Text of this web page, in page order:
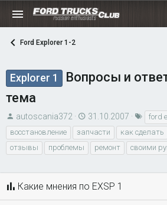
Ford Explorer 1-2
Explorer 1
Вопросы и
тема
А
в
т
о
т
autoscania372
Д
а
т
а
31.10.2007
Т
е
г
и
ford
восстановление
запчасти как сделать
отзывы
проблемы ремонт своими
Какие мнения по EXSP 1